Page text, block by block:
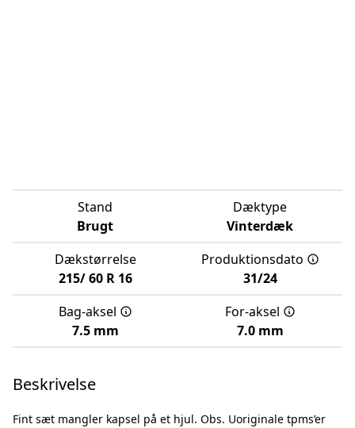
Stand
Brugt
Dæktype
Vinterdæk
Dækstørrelse
215/ 60 R 16
Produktionsdato
31/24
Bag-aksel
7.5 mm
For-aksel
7.0 mm
Beskrivelse
Fint sæt mangler kapsel på et hjul. Obs. Uoriginale tpms’er